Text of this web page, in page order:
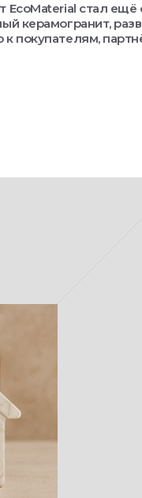
EcoMaterial стал
керамогранит,
покупателям,